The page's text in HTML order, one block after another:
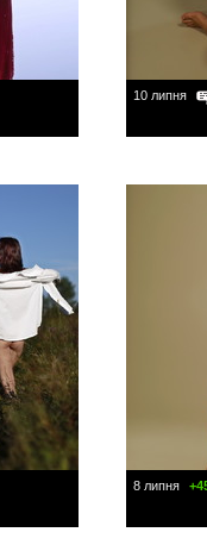
10 липня
8 липня